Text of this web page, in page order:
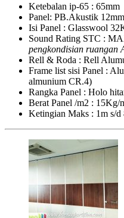
Ketebalan ip-65 : 65mm
Panel: PB.Akustik
Isi Panel : Glasswool
Sound Rating STC :
pengkondisian ruangan
Rell & Roda : Rell
Frame list sisi Panel :
almunium CR.4)
Rangka Panel : Holo
Berat Panel /m2 : 15Kg/
Ketingian Maks : 1m s/d